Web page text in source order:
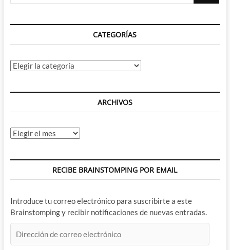
CATEGORÍAS
Categorías
ARCHIVOS
Archivos
RECIBE BRAINSTOMPING POR EMAIL
Introduce tu correo electrónico para suscribirte a este
Brainstomping y recibir notificaciones de nuevas entradas.
de